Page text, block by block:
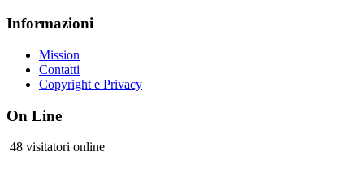
Informazioni
Mission
Contatti
Copyright e Privacy
On Line
48 visitatori online